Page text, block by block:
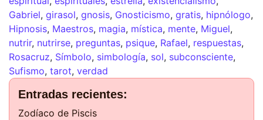
Gabriel, girasol, gnosis, Gnosticismo, gratis, hipnólogo,
Hipnosis, Maestros, magia, mística, mente, Miguel,
nutrir, nutrirse, preguntas, psique, Rafael, respuestas,
Rosacruz, Símbolo, simbología, sol, subconsciente,
Sufismo, tarot, verdad
Entradas recientes:
Zodíaco de Piscis